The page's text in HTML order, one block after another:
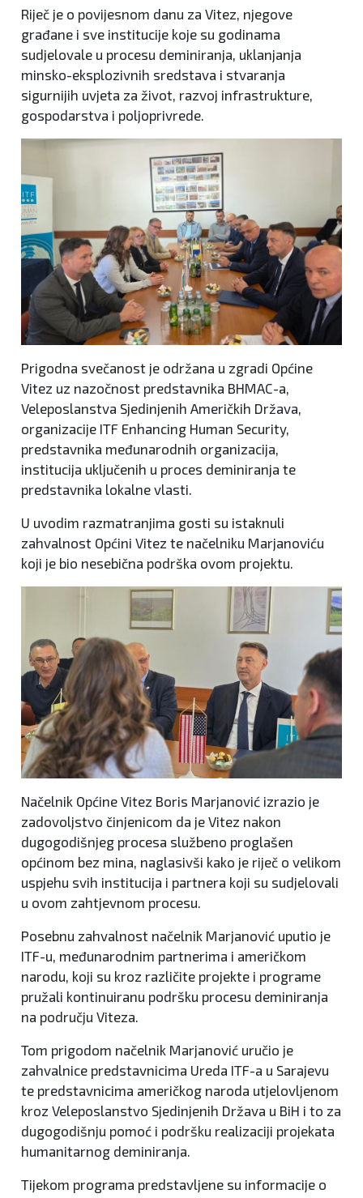
Riječ je o povijesnom danu za Vitez, njegove
građane i sve institucije koje su godinama
sudjelovale u procesu deminiranja, uklanjanja
minsko-eksplozivnih sredstava i stvaranja
sigurnijih uvjeta za život, razvoj infrastrukture,
gospodarstva i poljoprivrede.
Prigodna svečanost je održana u zgradi Općine
Vitez uz nazočnost predstavnika BHMAC-a,
Veleposlanstva Sjedinjenih Američkih Država,
organizacije ITF Enhancing Human Security,
predstavnika međunarodnih organizacija,
institucija uključenih u proces deminiranja te
predstavnika lokalne vlasti.
U uvodim razmatranjima gosti su istaknuli
zahvalnost Općini Vitez te načelniku Marjanoviću
koji je bio nesebična podrška ovom projektu.
Načelnik Općine Vitez Boris Marjanović izrazio je
zadovoljstvo činjenicom da je Vitez nakon
dugogodišnjeg procesa službeno proglašen
općinom bez mina, naglasivši kako je riječ o velikom
uspjehu svih institucija i partnera koji su sudjelovali
u ovom zahtjevnom procesu.
Posebnu zahvalnost načelnik Marjanović uputio je
ITF-u, međunarodnim partnerima i američkom
narodu, koji su kroz različite projekte i programe
pružali kontinuiranu podršku procesu deminiranja
na području Viteza.
Tom prigodom načelnik Marjanović uručio je
zahvalnice predstavnicima Ureda ITF-a u Sarajevu
te predstavnicima američkog naroda utjelovljenom
kroz Veleposlanstvo Sjedinjenih Država u BiH i to za
dugogodišnju pomoć i podršku realizaciji projekata
humanitarnog deminiranja.
Tijekom programa predstavljene su informacije o